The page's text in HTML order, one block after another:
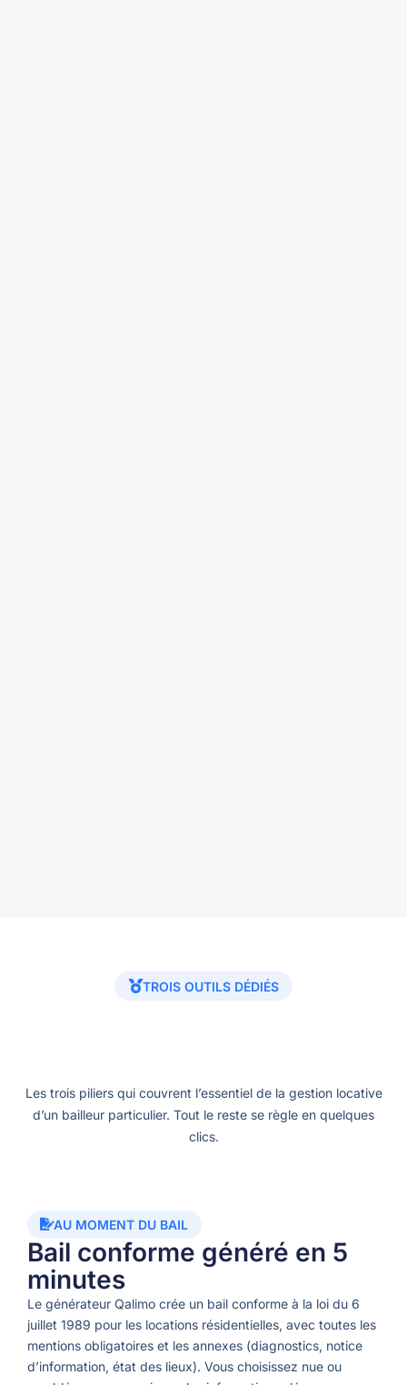
TROIS OUTILS DÉDIÉS
Les trois piliers qui couvrent l’essentiel de la gestion locative
d’un bailleur particulier. Tout le reste se règle en quelques
clics.
AU MOMENT DU BAIL
Bail conforme généré en 5
minutes
Le générateur Qalimo crée un bail conforme à la loi du 6
juillet 1989 pour les locations résidentielles, avec toutes les
mentions obligatoires et les annexes (diagnostics, notice
d’information, état des lieux). Vous choisissez nue ou